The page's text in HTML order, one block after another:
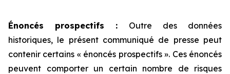
Énoncés prospectifs : Outre des données
historiques, le présent communiqué de presse peut
contenir certains « énoncés prospectifs ». Ces énoncés
peuvent comporter un certain nombre de risques